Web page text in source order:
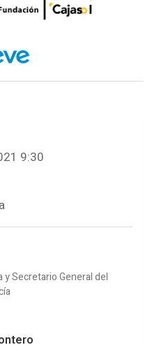
9:30
y Secretario General del